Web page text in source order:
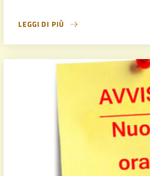
LEGGI DI PIÙ